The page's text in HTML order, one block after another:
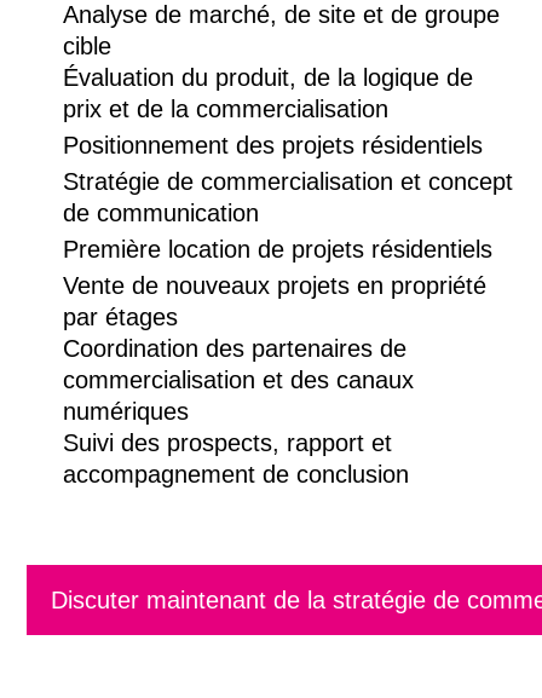
Analyse de marché, de site et de groupe
cible
Évaluation du produit, de la logique de
prix et de la commercialisation
Positionnement des projets résidentiels
Stratégie de commercialisation et concept
de communication
Première location de projets résidentiels
Vente de nouveaux projets en propriété
par étages
Coordination des partenaires de
commercialisation et des canaux
numériques
Suivi des prospects, rapport et
accompagnement de conclusion
Discuter maintenant de la stratégie de